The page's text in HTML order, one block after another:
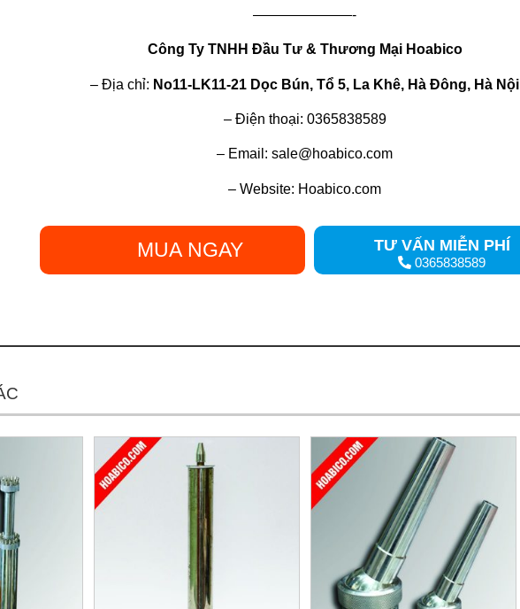
———————-
Công Ty TNHH Đầu Tư & Thương Mại Hoabico
– Địa chỉ: No11-LK11-21 Dọc Bún, Tổ 5, La Khê, Hà Đông, Hà Nội
– Điện thoại: 0365838589
– Email: sale@hoabico.com
– Website: Hoabico.com
MUA NGAY TƯ VẤN MIỄN PHÍ
0365838589